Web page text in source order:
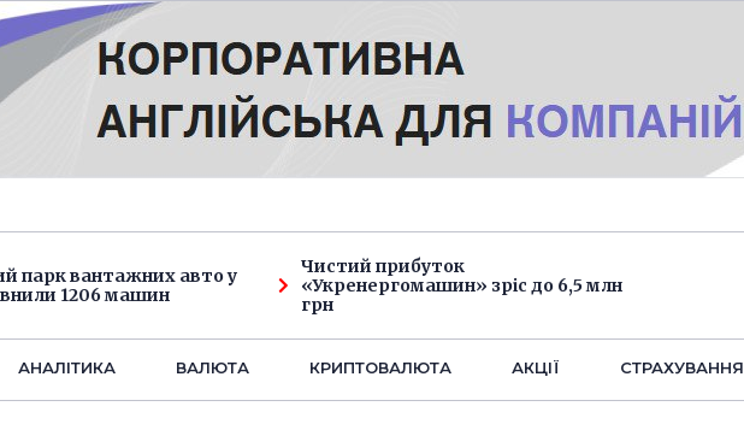
парк вантажних авто у
1206 машин
Чистий прибуток
«Укренергомашин» зріс до 6,5 млн
грн
АНАЛIТИКА ВАЛЮТА КРИПТОВАЛЮТА АКЦІЇ СТРАХУВАННЯ